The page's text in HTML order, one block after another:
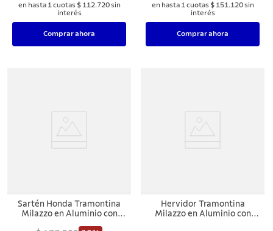
en hasta 1 cuotas $ 112.720sin
interés
Comprar ahora
en hasta 1 cuotas $ 151 .120sin
interés
Comprar ahora
Sartén Honda Tramontina
Milazzo en Aluminio con
Hervidor Tramontina
Milazzo en Aluminio con